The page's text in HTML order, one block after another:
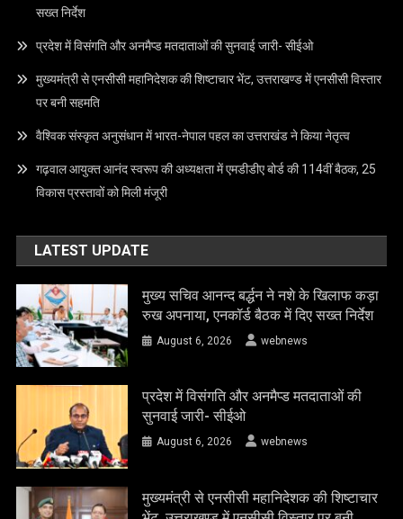
सख्त निर्देश
प्रदेश में विसंगति और अनमैप्ड मतदाताओं की सुनवाई जारी- सीईओ
मुख्यमंत्री से एनसीसी महानिदेशक की शिष्टाचार भेंट, उत्तराखण्ड में एनसीसी विस्तार
पर बनी सहमति
वैश्विक संस्कृत अनुसंधान में भारत-नेपाल पहल का उत्तराखंड ने किया नेतृत्व
गढ़वाल आयुक्त आनंद स्वरूप की अध्यक्षता में एमडीडीए बोर्ड की 114वीं बैठक, 25
विकास प्रस्तावों को मिली मंजूरी
LATEST UPDATE
मुख्य सचिव आनन्द बर्द्धन ने नशे के खिलाफ कड़ा
रुख अपनाया, एनकॉर्ड बैठक में दिए सख्त निर्देश
August 6, 2026 webnews
प्रदेश में विसंगति और अनमैप्ड मतदाताओं की
सुनवाई जारी- सीईओ
August 6, 2026 webnews
मुख्यमंत्री से एनसीसी महानिदेशक की शिष्टाचार